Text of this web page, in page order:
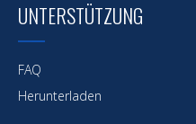
UNTERSTÜTZUNG
FAQ
Herunterladen